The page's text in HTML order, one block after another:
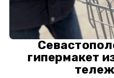
гипермакет